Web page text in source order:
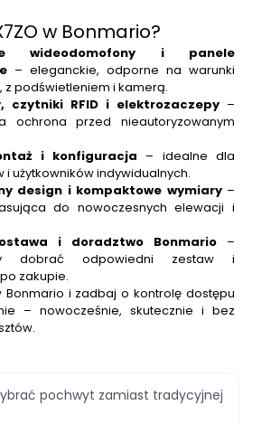
w Bonmario?
wideodomofony i panele
– eleganckie, odporne na warunki
z podświetleniem i kamerą.
czytniki RFID i elektrozaczepy –
ochrona przed nieautoryzowanym
i konfiguracja – idealne dla
i użytkowników indywidualnych.
design i kompaktowe wymiary–
do nowoczesnych elewacji i
i doradztwo Bonmario –
dobrać odpowiedni zestaw i
zakupie.
i zadbaj o kontrolę dostępu
– nowocześnie, skutecznie i bez
pochwyt zamiast tradycyjnej